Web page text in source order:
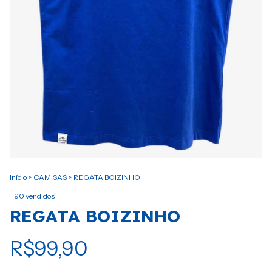
Início > CAMISAS > REGATA BOIZINHO
+90 vendidos
REGATA BOIZINHO
R$99,90